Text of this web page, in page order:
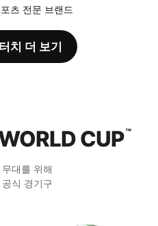
츠 전문 브랜드
치 더 보기
CUP™
대를 위해
식 경기구